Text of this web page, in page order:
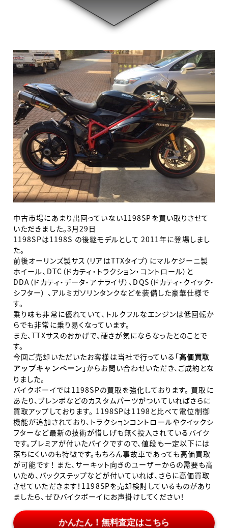
中古市場にあまり出回っていない1198SPを買い取りさせて
いただきました。3月29日
1198SPは1198S の後継モデルとして 2011年に登場しまし
た。
前後オーリンズ製サス（リアはTTXタイプ）にマルケジーニ製
ホイール、DTC（ドカティ・トラクション・コントロール）と
DDA（ドカティ・データ・アナライザ）、DQS（ドカティ・クイック・
シフター） 、アルミガソリンタンクなどを装備した豪華仕様で
す。
乗り味も非常に優れていて、トルクフルなエンジンは低回転か
らでも非常に乗り易くなっています。
また、TTXサスのおかげで、硬さが気にならなったとのことで
す。
今回ご売却いただいたお客様は当社で行っている「高価買取
アップキャンペーン 」からお問い合わせいただき、ご成約とな
りました。
バイクボーイでは1198SPの買取を強化しております。 買取に
あたり、ブレンボなどのカスタムパーツがついていればさらに
買取アップしております。 1198SPは1198と比べて電位制御
機能が追加されており、トラクションコントロールやクイックシ
フターなど最新の技術が惜しげも無く投入されているバイク
です。プレミアが付いたバイクですので、値段も一定以下には
落ちにくいのも特徴です。もちろん事故車であっても高価買取
が可能です！ また、サーキット向きのユーザーからの需要も高
いため、バックステップなどが付いていれば、さらに高価買取
させていただきます！1198SPを売却検討しているものがあり
ましたら、ぜひバイクボーイにお声掛けしてください！
かんたん！無料査定はこちら